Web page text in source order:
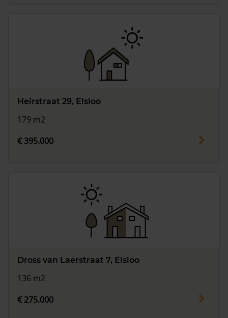
Heirstraat 29, Elsloo
179 m2
€ 395.000
Dross van Laerstraat 7, Elsloo
136 m2
€ 275.000